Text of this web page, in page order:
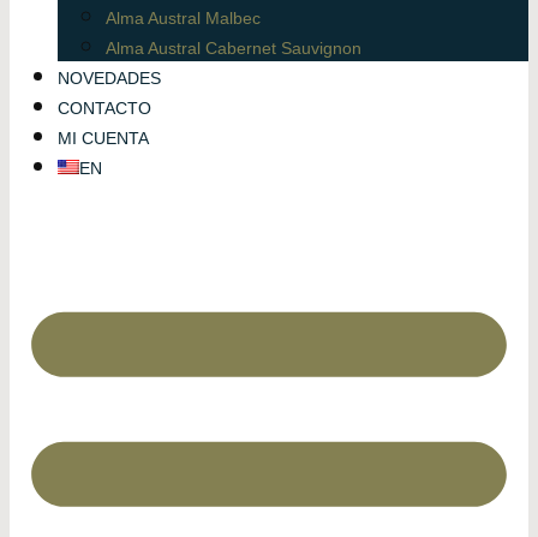
Alma Austral Malbec
Alma Austral Cabernet Sauvignon
NOVEDADES
CONTACTO
MI CUENTA
EN